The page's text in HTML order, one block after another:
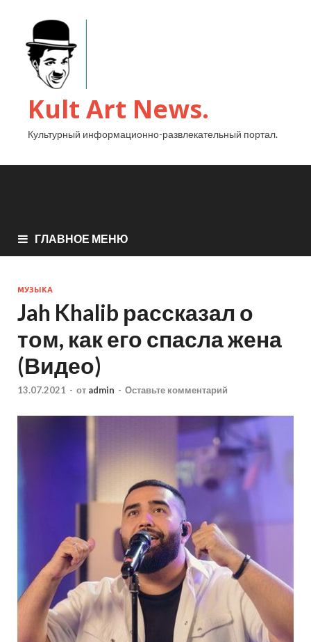
Kult Art News.
Культурный информационно-развлекательный портал.
ГЛАВНОЕ МЕНЮ
МУЗЫКА
Jah Khalib рассказал о
том, как его спасла жена
(Видео)
13.07.2021 - от admin - Оставьте комментарий